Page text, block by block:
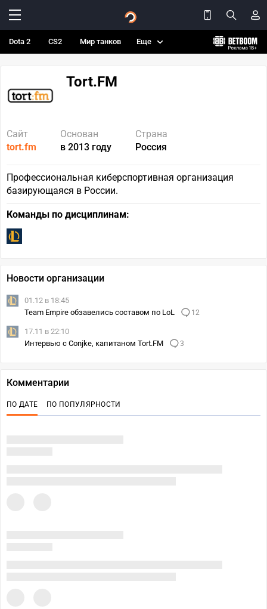
Dota 2 CS2 Мир танков Еще
Tort.FM
Сайт
tort.fm
Основан
в 2013 году
Страна
Россия
Профессиональная киберспортивная организация
базирующаяся в России.
Команды по дисциплинам:
Новости организации
01.12 в 18:45
Team Empire обзавелись составом по LoL
12
17.11 в 22:10
Интервью с Conjke, капитаном Tort.FM
3
Комментарии
ПО ДАТЕ ПО ПОПУЛЯРНОСТИ